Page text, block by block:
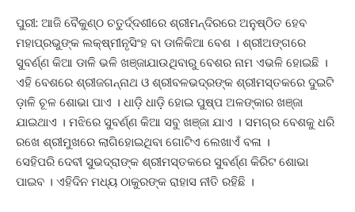
ପୁରୀ: ଆଜି ବୈକୁଣ୍ଠ ଚତୁର୍ଦ୍ଦଶୀରେ ଶ୍ରୀମନ୍ଦିରରେ ଅନୁଷ୍ଠିତ ହେବ
ମହାପ୍ରଭୁଙ୍କ ଲକ୍ଷ୍ମୀନୃସିଂହ ବା ଡାଳିକିଆ ବେଶ । ଶ୍ରୀଅଙ୍ଗରେ
ସୁବର୍ଣ୍ଣ କିଆ ଡାଳି ଭଳି ଖଞ୍ଜାଯାଉଥିବାରୁ ବେଶର ନାମ ଏଭଳି ହୋଇଛି ।
ଏହି ବେଶରେ ଶ୍ରୀଜଗନ୍ନାଥ ଓ ଶ୍ରୀବଳଭଦ୍ରଙ୍କ ଶ୍ରୀମସ୍ତକରେ ଦୁଇଟି
ଡ଼ାଳି ଚୂଳ ଶୋଭା ପାଏ । ଧାଡ଼ି ଧାଡ଼ି ହୋଇ ପୁଷ୍ପ ଅଳଙ୍କାର ଖଞ୍ଜା
ଯାଇଥାଏ । ମଝିରେ ସୁବର୍ଣ୍ଣ କିଆ ସବୁ ଖଞ୍ଜା ଯାଏ । ସମଗ୍ର ବେଶକୁ ଧରି
ରଖେ ଶ୍ରୀମୁଖରେ ଲାଗିହୋଇଥିବା ଗୋଟିଏ ଲେଖାଏଁ ବଳା ।
ସେହିପରି ଦେବୀ ସୁଭଦ୍ରାଙ୍କ ଶ୍ରୀମସ୍ତକରେ ସୁବର୍ଣ୍ଣ କିରିଟ ଶୋଭା
ପାଇବ । ଏହିଦିନ ମଧ୍ୟ ଠାକୁରଙ୍କ ରାହାସ ନୀତି ରହିଛି ।